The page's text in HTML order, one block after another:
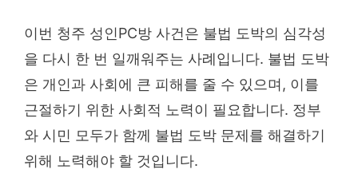
이번 청주 성인PC방 사건은 불법 도박의 심각성
을 다시 한 번 일깨워주는 사례입니다. 불법 도박
은 개인과 사회에 큰 피해를 줄 수 있으며, 이를
근절하기 위한 사회적 노력이 필요합니다. 정부
와 시민 모두가 함께 불법 도박 문제를 해결하기
위해 노력해야 할 것입니다.